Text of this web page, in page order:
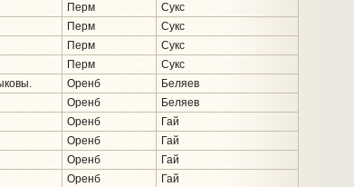
Перм
Сукс
Перм
Сукс
Перм
Сукс
Перм
Сукс
Оренб
Беляев
Оренб
Беляев
Оренб
Гай
Оренб
Гай
Оренб
Гай
Оренб
Гай